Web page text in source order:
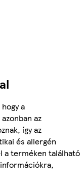
a
az
így az
és allergén
a terméken található